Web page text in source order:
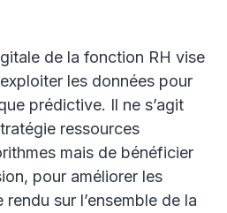
de la fonction RH vise
les données pour
prédictive. Il ne s’agit
ressources
mais de bénéficier
pour améliorer les
sur l’ensemble de la